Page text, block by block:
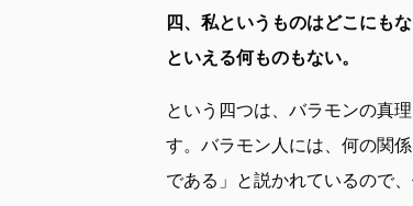
四、私というものはどこにも
といえる何ものもない。
という四つは、バラモンの真
す。バラモン人には、何の関
である」と説かれているので